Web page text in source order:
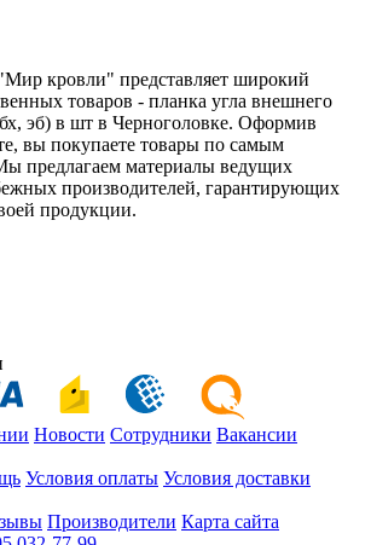
кровли" представляет широкий
товаров - планка угла внешнего
эб) в шт в Черноголовке. Оформив
вы покупаете товары по самым
предлагаем материалы ведущих
производителей, гарантирующих
продукции.
Новости Сотрудники Вакансии
Условия оплаты Условия доставки
Производители Карта сайта